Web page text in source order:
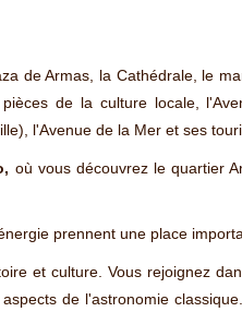
de Armas, la Cathédrale, le
de la culture locale,
l'Avenue de la Mer et ses
où vous découvrez le quartier
prennent une place
et culture. Vous rejoignez
de l'astronomie